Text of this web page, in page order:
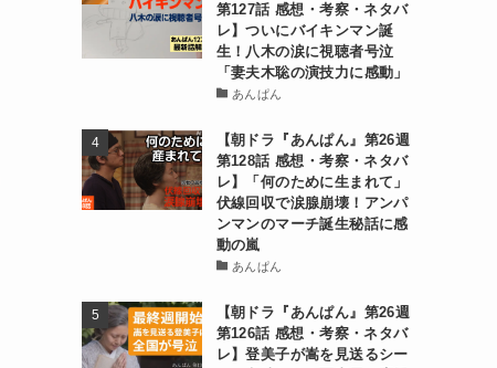
第127話 感想・考察・ネタバ
レ】ついにバイキンマン誕
生！八木の涙に視聴者号泣
「妻夫木聡の演技力に感動」
あんぱん
【朝ドラ『あんぱん』第26週
第128話 感想・考察・ネタバ
レ】「何のために生まれて」
伏線回収で涙腺崩壊！アンパ
ンマンのマーチ誕生秘話に感
動の嵐
あんぱん
【朝ドラ『あんぱん』第26週
第126話 感想・考察・ネタバ
レ】登美子が嵩を見送るシー